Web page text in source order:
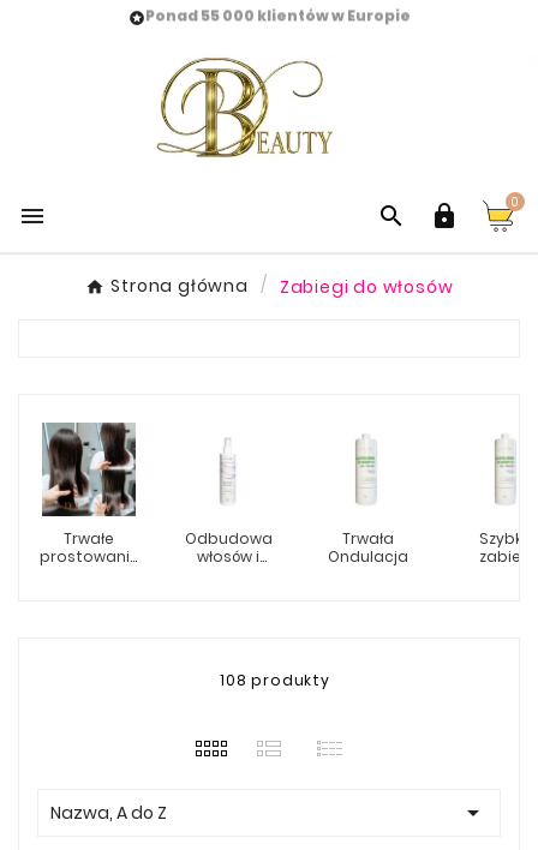
Ponad 55 000 klientów w Europie
   0
Strona główna Zabiegi do włosów
Trwałe
prostowanie
Odbudowa
włosów i
Trwała
Ondulacja
Szybkie
zabiegi
108 produkty
Nazwa, A do Z 